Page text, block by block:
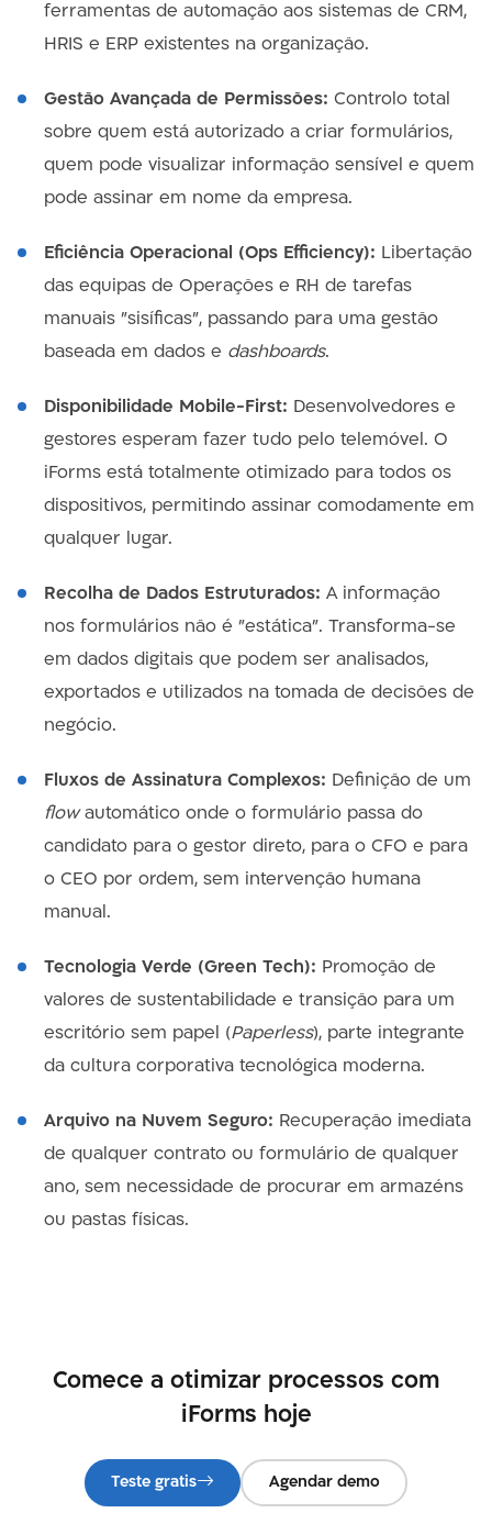
ferramentas de automação aos sistemas de CRM,
HRIS e ERP existentes na organização.
Gestão Avançada de Permissões: Controlo total
sobre quem está autorizado a criar formulários,
quem pode visualizar informação sensível e quem
pode assinar em nome da empresa.
Eficiência Operacional (Ops Efficiency): Libertação
das equipas de Operações e RH de tarefas
manuais "sisíficas", passando para uma gestão
baseada em dados e dashboards.
Disponibilidade Mobile-First: Desenvolvedores e
gestores esperam fazer tudo pelo telemóvel. O
iForms está totalmente otimizado para todos os
dispositivos, permitindo assinar comodamente em
qualquer lugar.
Recolha de Dados Estruturados: A informação
nos formulários não é "estática". Transforma-se
em dados digitais que podem ser analisados,
exportados e utilizados na tomada de decisões de
negócio.
Fluxos de Assinatura Complexos: Definição de um
flowautomático onde o formulário passa do
candidato para o gestor direto, para o CFO e para
o CEO por ordem, sem intervenção humana
manual.
Tecnologia Verde (Green Tech): Promoção de
valores de sustentabilidade e transição para um
escritório sem papel (Paperless), parte integrante
da cultura corporativa tecnológica moderna.
Arquivo na Nuvem Seguro: Recuperação imediata
de qualquer contrato ou formulário de qualquer
ano, sem necessidade de procurar em armazéns
ou pastas físicas.
Comece a otimizar processos com
iForms hoje
Teste gratis Agendar demo